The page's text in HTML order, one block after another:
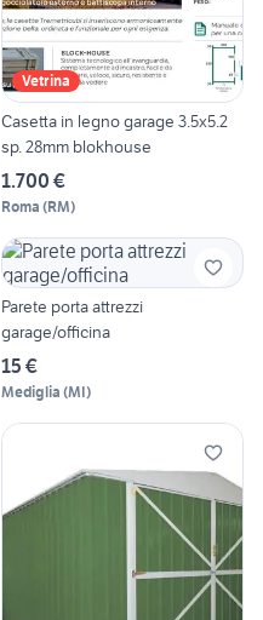
Vetrina
Casetta in legno garage 3.5x5.2
sp. 28mm blokhouse
1.700 €
Roma (RM)
Parete porta attrezzi
garage/officina
15 €
Mediglia (MI)